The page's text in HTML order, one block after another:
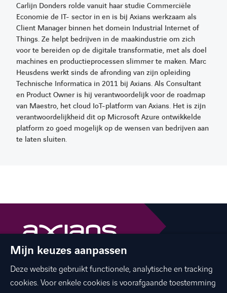
LINKEDINYOUTUBEFACEBOOK
TWITTER
Carlijn Donders rolde vanuit haar studie Commerciële
Economie de IT- sector in en is bij Axians werkzaam als
Client Manager binnen het domein Industrial Internet of
Things. Ze helpt bedrijven in de maakindustrie om zich
voor te bereiden op de digitale transformatie, met als doel
machines en productieprocessen slimmer te maken. Marc
Heusdens werkt sinds de afronding van zijn opleiding
Technische Informatica in 2011 bij Axians. Als Consultant
en Product Owner is hij verantwoordelijk voor de roadmap
van Maestro, het cloud IoT-platform van Axians. Het is zijn
verantwoordelijkheid dit op Microsoft Azure ontwikkelde
platform zo goed mogelijk op de wensen van bedrijven aan
te laten sluiten.
The best of ICT with a human touch
linkedinyoutubefacebook
twitterinstagram
Mijn keuzes aanpassen
Deze website gebruikt functionele, analytische en tracking
cookies. Voor enkele cookies is voorafgaande toestemming